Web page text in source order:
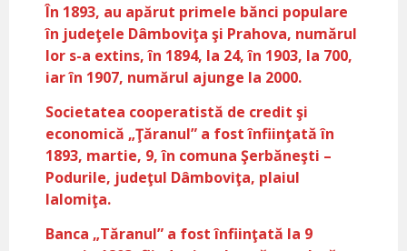
În 1893, au apărut primele bănci populare
în judeţele Dâmboviţa şi Prahova, numărul
lor s-a extins, în 1894, la 24, în 1903, la 700,
iar în 1907, numărul ajunge la 2000.
Societatea cooperatistă de credit şi
economică „Ţăranul” a fost înfiinţată în
1893, martie, 9, în comuna Şerbăneşti –
Podurile, judeţul Dâmboviţa, plaiul
Ialomiţa.
Banca „Tăranul” a fost înfiinţată la 9